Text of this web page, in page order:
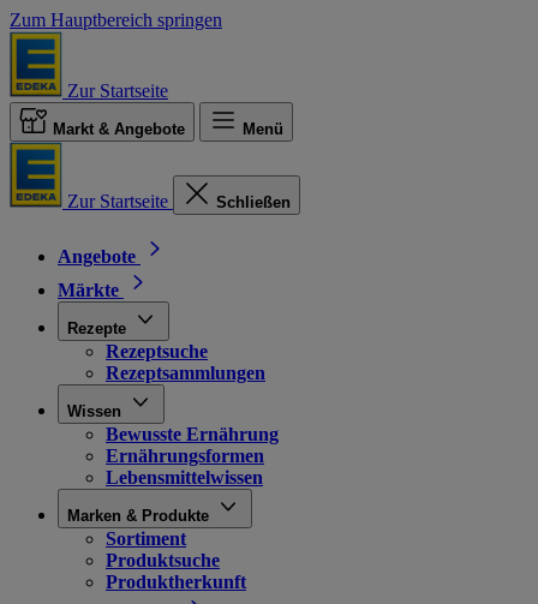
Zum Hauptbereich springen
Zur Startseite
Markt & Angebote Menü
Zur Startseite Schließen
Angebote
Märkte
Rezepte
Rezeptsuche
Rezeptsammlungen
Wissen
Bewusste Ernährung
Ernährungsformen
Lebensmittelwissen
Marken & Produkte
Sortiment
Produktsuche
Produktherkunft